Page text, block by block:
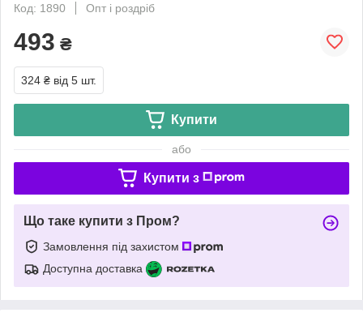
Код: 1890
Опт і роздріб
493 ₴
324 ₴ від 5 шт.
Купити
або
Купити з
Що таке купити з Пром?
Замовлення під захистом
Доступна доставка